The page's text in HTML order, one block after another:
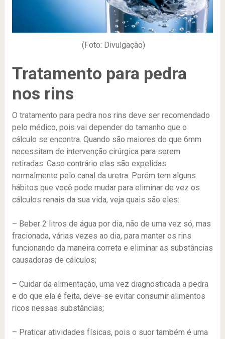
(Foto: Divulgação)
Tratamento para pedra
nos rins
O tratamento para pedra nos rins deve ser recomendado
pelo médico, pois vai depender do tamanho que o
cálculo se encontra. Quando são maiores do que 6mm
necessitam de intervenção cirúrgica para serem
retiradas. Caso contrário elas são expelidas
normalmente pelo canal da uretra. Porém tem alguns
hábitos que você pode mudar para eliminar de vez os
cálculos renais da sua vida, veja quais são eles:
– Beber 2 litros de água por dia, não de uma vez só, mas
fracionada, várias vezes ao dia, para manter os rins
funcionando da maneira correta e eliminar as substâncias
causadoras de cálculos;
– Cuidar da alimentação, uma vez diagnosticada a pedra
e do que ela é feita, deve-se evitar consumir alimentos
ricos nessas substâncias;
– Praticar atividades físicas, pois o suor também é uma